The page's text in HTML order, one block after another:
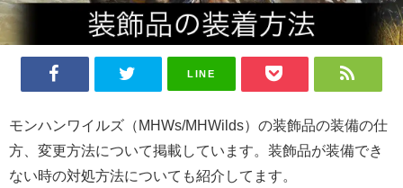
LINE
モンハンワイルズ（MHWs/MHWilds）の装飾品の装備の仕
方、変更方法について掲載しています。装飾品が装備でき
ない時の対処方法についても紹介してます。